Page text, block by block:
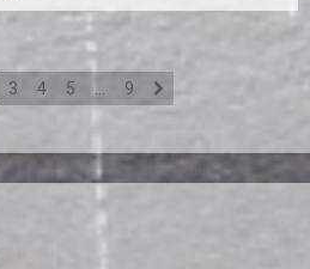
3 4 5 9